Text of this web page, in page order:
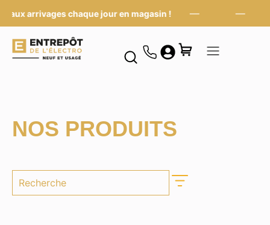
arrivages chaque jour en magasin ! — —
NOS PRODUITS